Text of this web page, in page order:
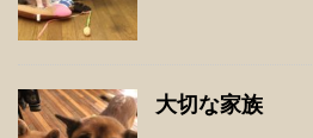
大切な家族